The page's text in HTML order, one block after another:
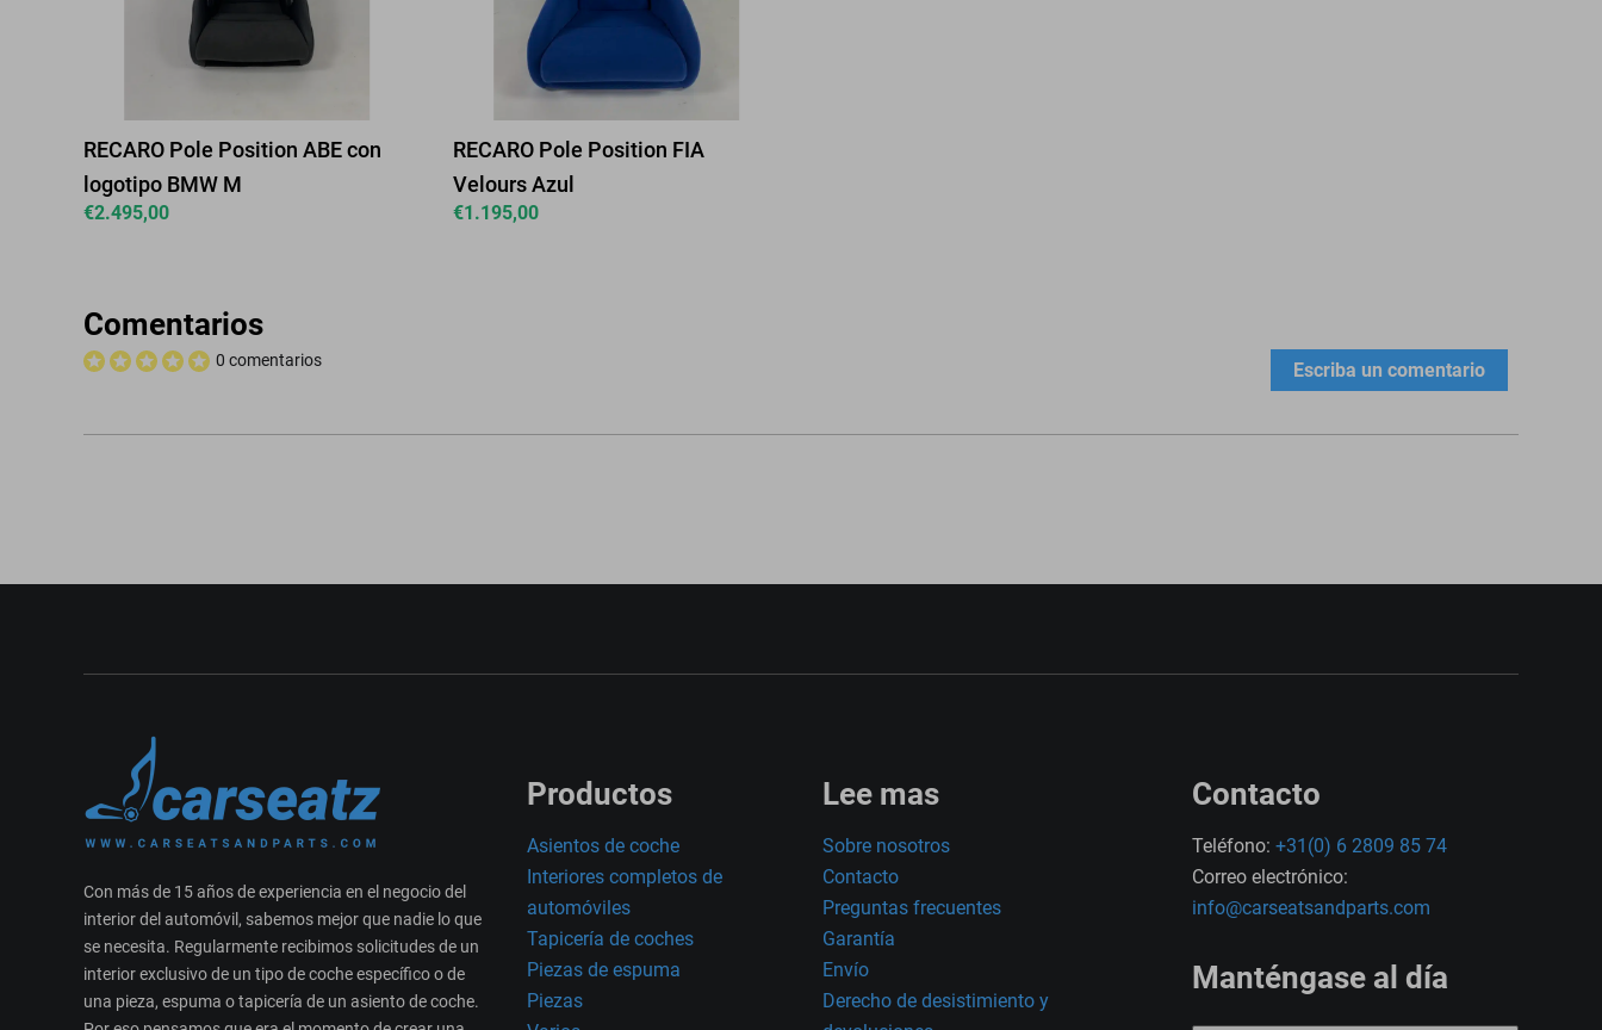
RECARO Pole Position ABE con
logotipo BMW M
€2.495,00
RECARO Pole Position FIA
Velours Azul
€1.195,00
Comentarios
0 comentarios Escriba un comentario
Con más de 15 años de experiencia en el negocio del
interior del automóvil, sabemos mejor que nadie lo que
se necesita. Regularmente recibimos solicitudes de un
interior exclusivo de un tipo de coche específico o de
una pieza, espuma o tapicería de un asiento de coche.
Productos
Asientos de coche
Interiores completos de
automóviles
Tapicería de coches
Piezas de espuma
Piezas
Lee mas
Sobre nosotros
Contacto
Preguntas frecuentes
Garantía
Envío
Derecho de desistimiento y
Contacto
Teléfono: +31(0) 6 2809 85 74
Correo electrónico:
info@carseatsandparts.com
Manténgase al día